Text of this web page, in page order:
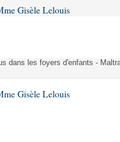
Gisèle Lelouis
dans les foyers d'enfants -
Gisèle Lelouis